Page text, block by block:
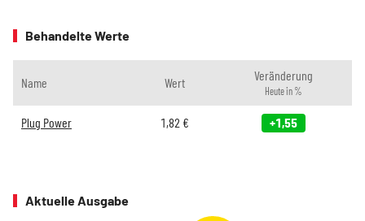
Behandelte Werte
Name Wert Veränderung
Heute in %
Plug Power 1,82 € +1,55
Aktuelle Ausgabe